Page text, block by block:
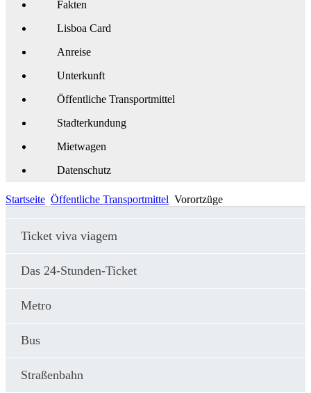
Fakten
Lisboa Card
Anreise
Unterkunft
Öffentliche Transportmittel
Stadterkundung
Mietwagen
Datenschutz
Startseite Öffentliche Transportmittel Vorortzüge
Ticket viva viagem
Das 24-Stunden-Ticket
Metro
Bus
Straßenbahn